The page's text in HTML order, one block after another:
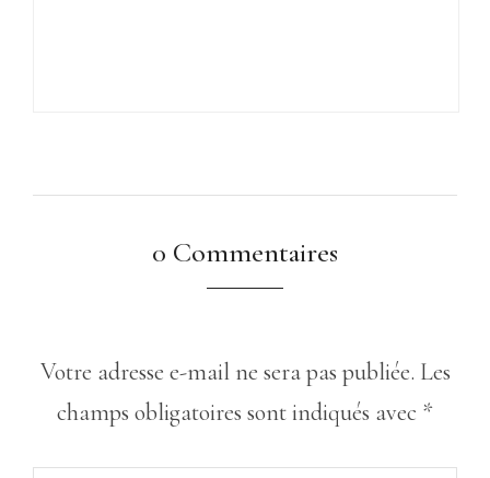
0 Commentaires
Votre adresse e-mail ne sera pas publiée. Les
champs obligatoires sont indiqués avec *